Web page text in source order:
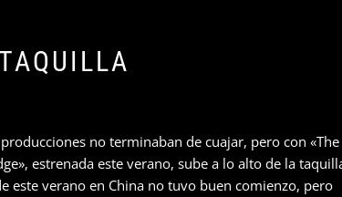
no terminaban de cuajar, pero con «The
estrenada este verano, sube a lo alto de la
este verano en China no tuvo buen comienzo, pero